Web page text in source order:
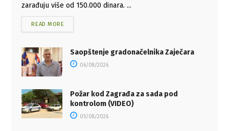
zarađuju više od 150.000 dinara. ...
READ MORE
Saopštenje gradonačelnika Zaječara
06/08/2026
Požar kod Zagrađa za sada pod
kontrolom (VIDEO)
05/08/2026